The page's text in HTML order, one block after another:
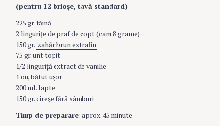
(pentru 12 brioșe, tavă standard)
225 gr. făină
2 linguriţe de praf de copt (cam 8 grame)
150 gr. zahăr brun extrafin
75 gr. unt topit
1/2 linguriță extract de vanilie
1 ou, bătut ușor
200 ml. lapte
150 gr. cireșe fără sâmburi
Timp de preparare: aprox. 45 minute